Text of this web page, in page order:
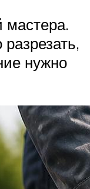
мастера.
нужно